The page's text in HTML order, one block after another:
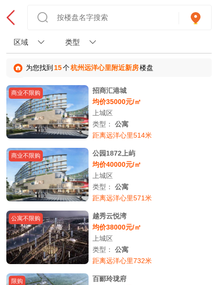
区域 类型
为您找到 15个杭州远洋心里附近新房楼盘
商业不限购
招商汇港城
均价35000元/㎡
上城区
类型：公寓
距离远洋心里514米
商业不限购
公园1872上屿
均价40000元/㎡
上城区
类型：公寓
距离远洋心里571米
公寓不限购
越秀云悦湾
均价38000元/㎡
上城区
类型：公寓
距离远洋心里732米
限购
百郦玲珑府